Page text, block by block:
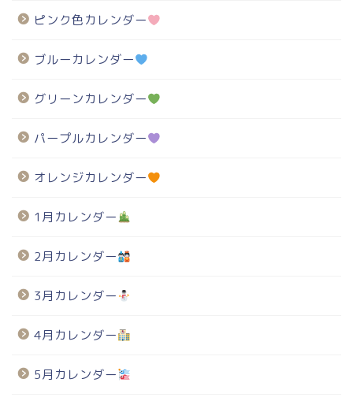
ピンク色カレンダー
ブルーカレンダー
グリーンカレンダー
パープルカレンダー
オレンジカレンダー
1月カレンダー
2月カレンダー
3月カレンダー
4月カレンダー
5月カレンダー